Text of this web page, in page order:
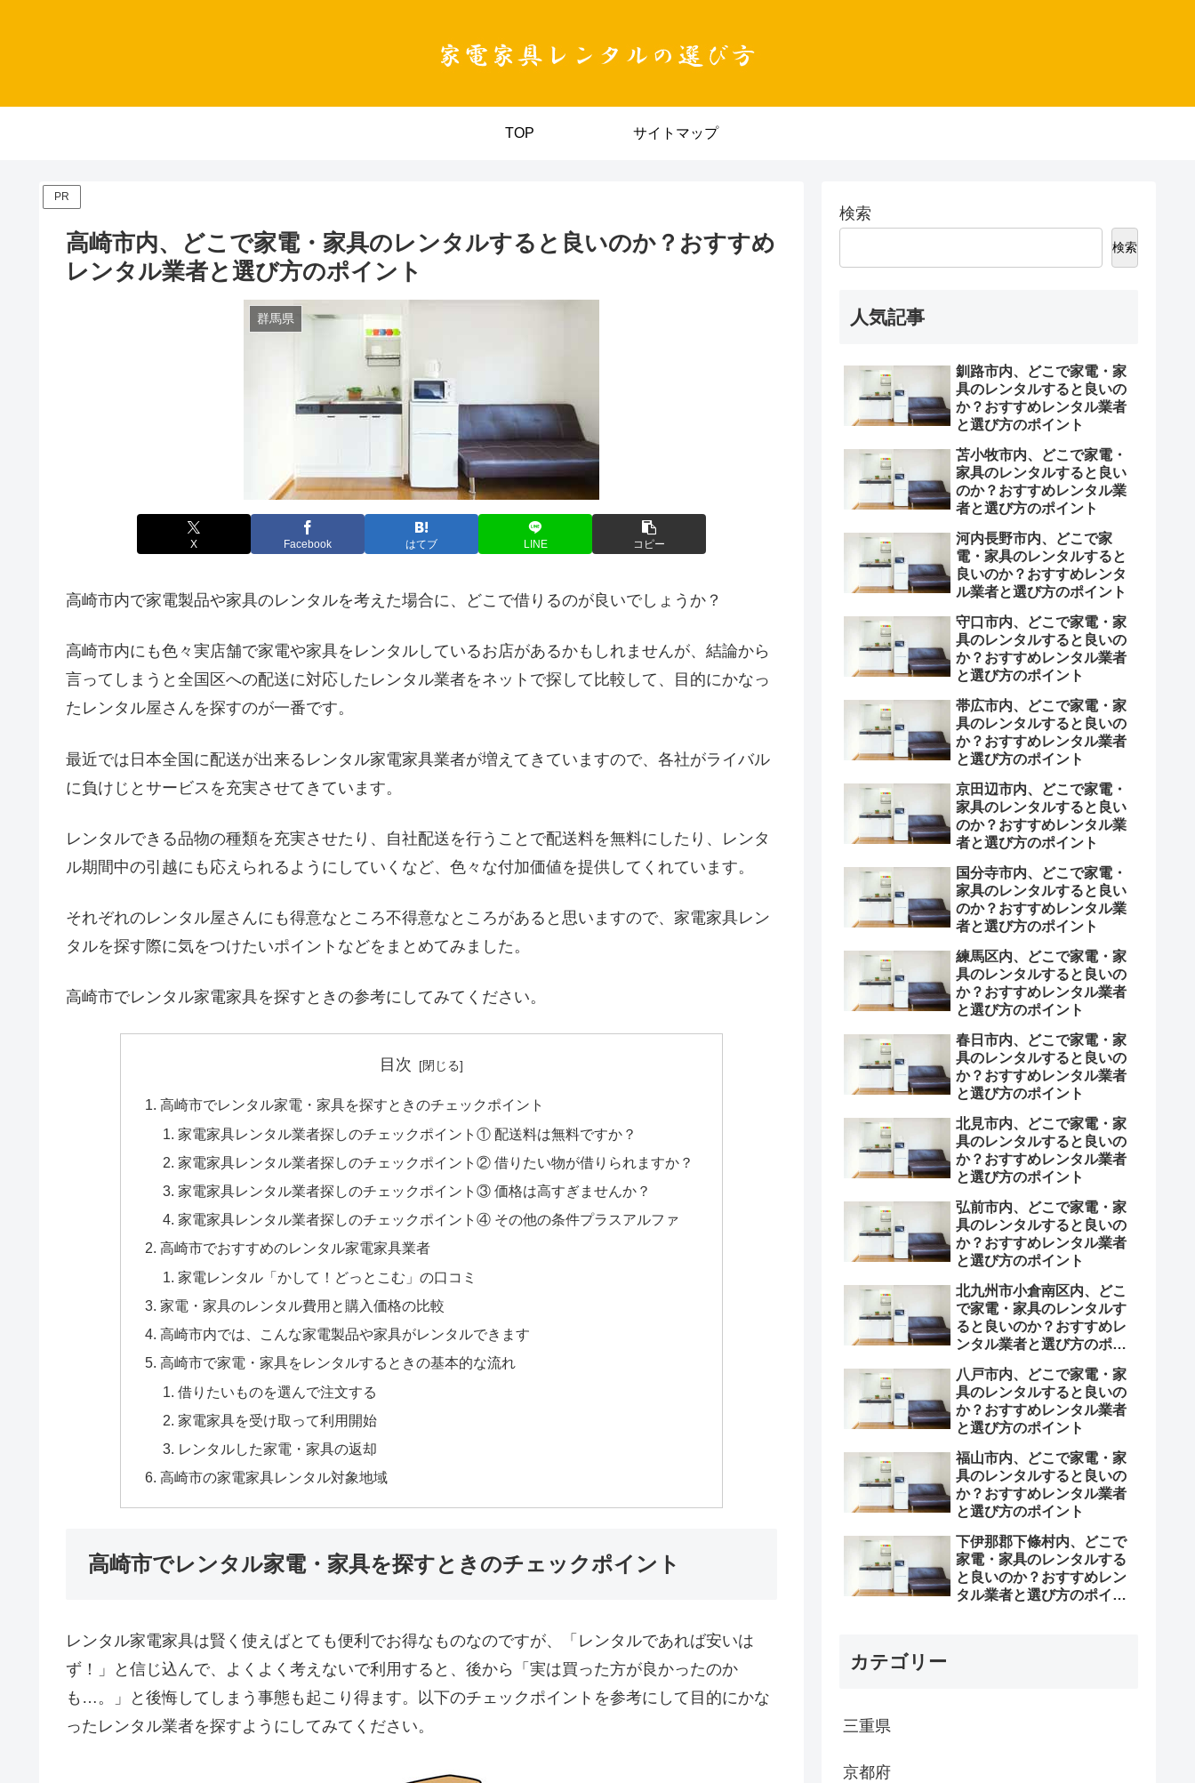
TOP サイトマップ
PR
高崎市内、どこで家電・家具のレンタルすると良いのか？おすすめ
レンタル業者と選び方のポイント
群馬県
X Facebook はてブ LINE コピー
高崎市内で家電製品や家具のレンタルを考えた場合に、どこで借りるのが良いでしょうか？
高崎市内にも色々実店舗で家電や家具をレンタルしているお店があるかもしれませんが、結論から
言ってしまうと全国区への配送に対応したレンタル業者をネットで探して比較して、目的にかなっ
たレンタル屋さんを探すのが一番です。
最近では日本全国に配送が出来るレンタル家電家具業者が増えてきていますので、各社がライバル
に負けじとサービスを充実させてきています。
レンタルできる品物の種類を充実させたり、自社配送を行うことで配送料を無料にしたり、レンタ
ル期間中の引越にも応えられるようにしていくなど、色々な付加価値を提供してくれています。
それぞれのレンタル屋さんにも得意なところ不得意なところがあると思いますので、家電家具レン
タルを探す際に気をつけたいポイントなどをまとめてみました。
高崎市でレンタル家電家具を探すときの参考にしてみてください。
目次
高崎市でレンタル家電・家具を探すときのチェックポイント
家電家具レンタル業者探しのチェックポイント① 配送料は無料ですか？
家電家具レンタル業者探しのチェックポイント② 借りたい物が借りられますか？
家電家具レンタル業者探しのチェックポイント③ 価格は高すぎませんか？
家電家具レンタル業者探しのチェックポイント④ その他の条件プラスアルファ
高崎市でおすすめのレンタル家電家具業者
家電レンタル「かして！どっとこむ」の口コミ
家電・家具のレンタル費用と購入価格の比較
高崎市内では、こんな家電製品や家具がレンタルできます
高崎市で家電・家具をレンタルするときの基本的な流れ
借りたいものを選んで注文する
家電家具を受け取って利用開始
レンタルした家電・家具の返却
高崎市の家電家具レンタル対象地域
高崎市でレンタル家電・家具を探すときのチェックポイント
レンタル家電家具は賢く使えばとても便利でお得なものなのですが、「レンタルであれば安いは
ず！」と信じ込んで、よくよく考えないで利用すると、後から「実は買った方が良かったのか
も…。」と後悔してしまう事態も起こり得ます。以下のチェックポイントを参考にして目的にかな
ったレンタル業者を探すようにしてみてください。
検索
検索
人気記事
釧路市内、どこで家電・家
具のレンタルすると良いの
か？おすすめレンタル業者
と選び方のポイント
苫小牧市内、どこで家電・
家具のレンタルすると良い
のか？おすすめレンタル業
者と選び方のポイント
河内長野市内、どこで家
電・家具のレンタルすると
良いのか？おすすめレンタ
ル業者と選び方のポイント
守口市内、どこで家電・家
具のレンタルすると良いの
か？おすすめレンタル業者
と選び方のポイント
帯広市内、どこで家電・家
具のレンタルすると良いの
か？おすすめレンタル業者
と選び方のポイント
京田辺市内、どこで家電・
家具のレンタルすると良い
のか？おすすめレンタル業
者と選び方のポイント
国分寺市内、どこで家電・
家具のレンタルすると良い
のか？おすすめレンタル業
者と選び方のポイント
練馬区内、どこで家電・家
具のレンタルすると良いの
か？おすすめレンタル業者
と選び方のポイント
春日市内、どこで家電・家
具のレンタルすると良いの
か？おすすめレンタル業者
と選び方のポイント
北見市内、どこで家電・家
具のレンタルすると良いの
か？おすすめレンタル業者
と選び方のポイント
弘前市内、どこで家電・家
具のレンタルすると良いの
か？おすすめレンタル業者
と選び方のポイント
北九州市小倉南区内、どこ
で家電・家具のレンタルす
ると良いのか？おすすめレ
ンタル業者と選び方のポイ
八戸市内、どこで家電・家
具のレンタルすると良いの
か？おすすめレンタル業者
と選び方のポイント
福山市内、どこで家電・家
具のレンタルすると良いの
か？おすすめレンタル業者
と選び方のポイント
下伊那郡下條村内、どこで
家電・家具のレンタルする
と良いのか？おすすめレン
タル業者と選び方のポイン
カテゴリー
三重県
京都府